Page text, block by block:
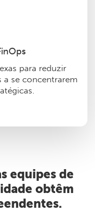
para reduzir
a se concentrarem
equipes de
obtêm